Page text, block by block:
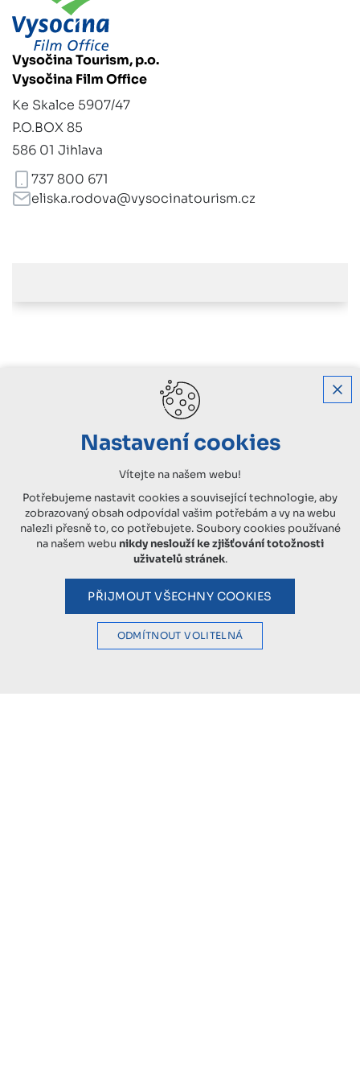
Vysočina Tourism, p.o.
Vysočina Film Office
737 800 671
eliska.rodova@vysocinatourism.cz
Ke Skalce 5907/47
P.O.BOX 85
586 01 Jihlava
Nastavení cookies
Vítejte na našem webu!
Potřebujeme nastavit cookies a související technologie, aby
zobrazovaný obsah odpovídal vašim potřebám a vy na webu
nalezli přesně to, co potřebujete. Soubory cookies používané
na našem webu nikdy neslouží ke zjišťování totožnosti
uživatelů stránek.
PŘIJMOUT VŠECHNY COOKIES
ODMÍTNOUT VOLITELNÁ